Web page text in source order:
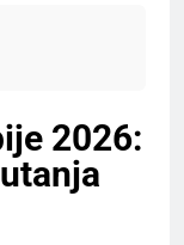
2026: